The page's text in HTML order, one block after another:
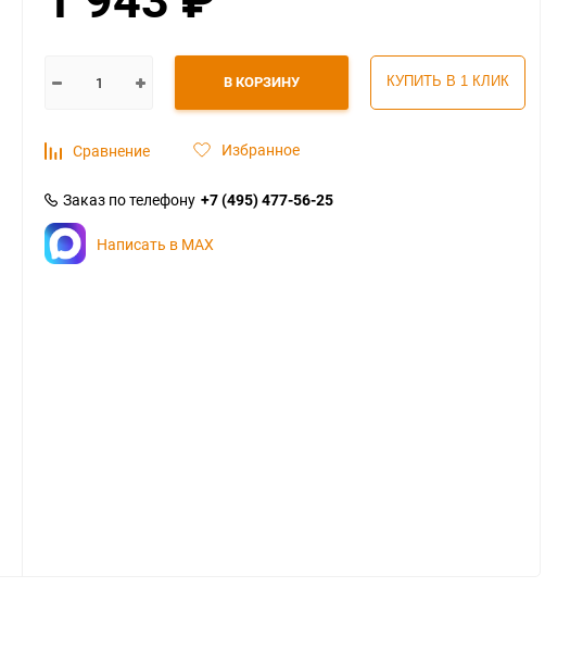
В КОРЗИНУ КУПИТЬ В 1 КЛИК
Сравнение Избранное
Заказ по телефону +7 (495) 477-56-25
Написать в MAX